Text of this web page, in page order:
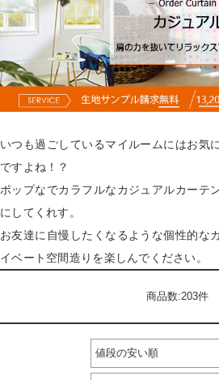
いつも過ごしているマイルームにはお気
ですよね！？
ポップなでカラフルなカジュアルカーテ
にしてくれす。
お友達に自慢したくなるような個性的な
イベート空間造りを楽しんでください。
商品数:203件
値段の安い順